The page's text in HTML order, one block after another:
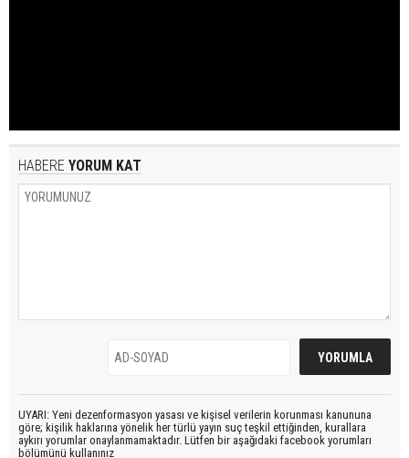
HABERE YORUM KAT
UYARI: Yeni dezenformasyon yasası ve kişisel verilerin korunması kanununa
göre; kişilik haklarına yönelik her türlü yayın suç teşkil ettiğinden, kurallara
aykırı yorumlar onaylanmamaktadır. Lütfen bir aşağıdaki facebook yorumları
bölümünü kullanınız